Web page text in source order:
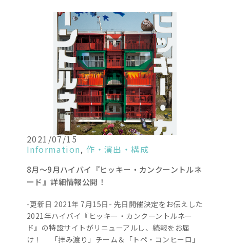
2021/07/15
Information,作・演出・構成
8月～9月ハイバイ『ヒッキー・カンクーントルネ
ード』詳細情報公開！
-更新日 2021年 7月15日- 先日開催決定をお伝えした
2021年ハイバイ『ヒッキー・カンクーントルネー
ド』の特設サイトがリニューアルし、続報をお届
け！ 「拝み渡り」チーム＆「トペ・コンヒーロ」